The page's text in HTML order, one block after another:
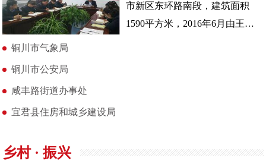
市新区东环路南段，建筑面积
1590平方米，2016年6月由王益
铜川市气象局
铜川市公安局
咸丰路街道办事处
宜君县住房和城乡建设局
乡村 · 振兴